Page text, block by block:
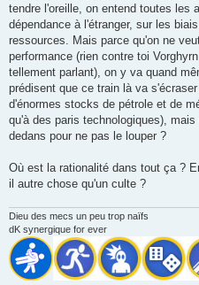
tendre l'oreille, on entend toutes les
dépendance à l'étranger, sur les
ressources. Mais parce qu'on ne
performance (rien contre toi
tellement parlant), on y va quand
prédisent que ce train là va
d'énormes stocks de pétrole et de
qu'à des paris technologiques),
dedans pour ne pas le louper ?
Où est la rationalité dans tout ça ?
il autre chose qu'un culte ?
Dieu des mecs un peu trop naïfs
dK synergique for ever